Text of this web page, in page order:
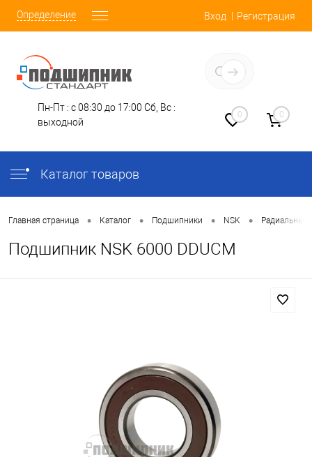
Определение Вход Регистрация
Пн-Пт : с 08:30 до 17:00 Сб, Вс :
выходной
0 0
Каталог товаров
Главная страница • Каталог • Подшипники • NSK •
Подшипник NSK 6000 DDUCM